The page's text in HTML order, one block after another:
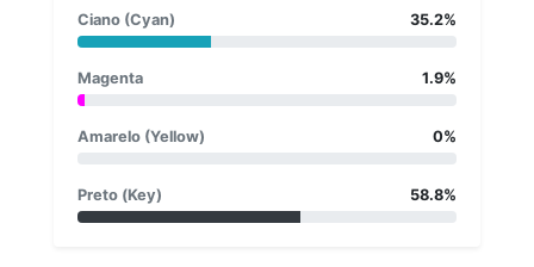
Ciano (Cyan) 35.2%
Magenta 1.9%
Amarelo (Yellow) 0%
Preto (Key) 58.8%